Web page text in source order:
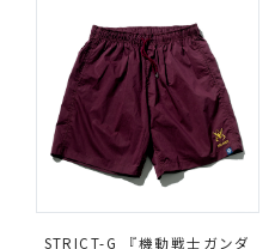
STRICT-G 『機動戦士ガンダ